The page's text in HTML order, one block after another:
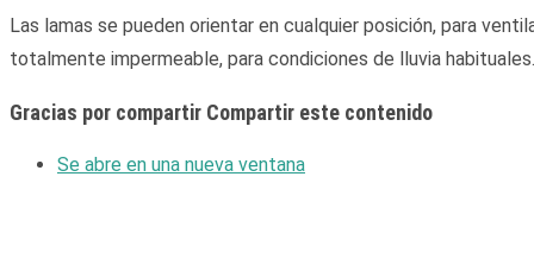
Las lamas se pueden orientar en cualquier posición, para
totalmente impermeable, para condiciones de lluvia habituales.
Gracias por compartir Compartir este contenido
Se abre en una nueva ventana